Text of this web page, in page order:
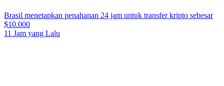
Brasil menetapkan penahanan 24 jam untuk transfer kripto sebesar
$10.000
11 Jam yang Lalu